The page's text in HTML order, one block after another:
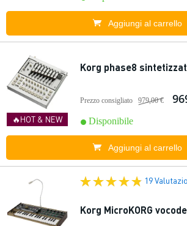
Aggiungi al carrello
🔥HOT & NEW
Korg phase8
Prezzo consigliato 979,00 €
Disponibile
Aggiungi al carrello
19
Korg MicroKORG